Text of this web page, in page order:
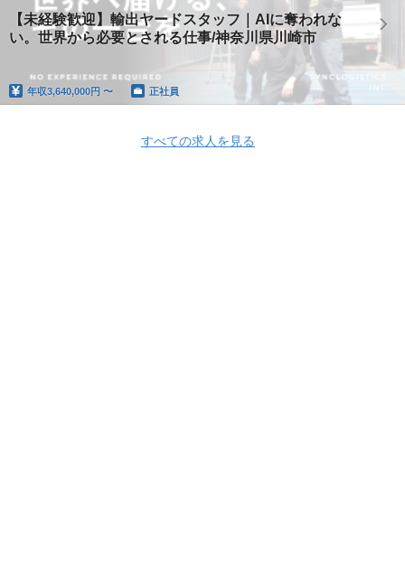
【未経験歓迎】輸出ヤードスタッフ｜AIに奪われな
い。世界から必要とされる仕事/神奈川県川崎市
年収3,640,000円 〜 正社員
すべての求人を見る